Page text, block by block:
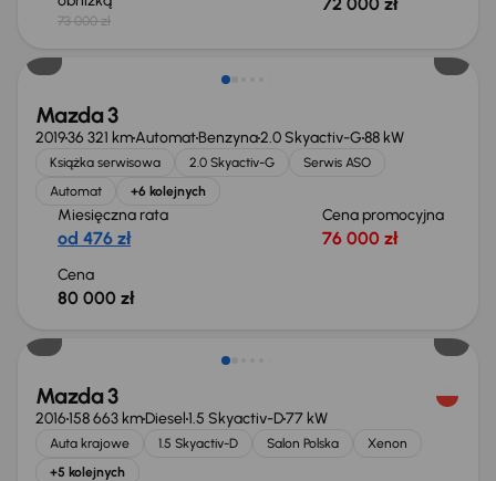
73 000 zł
Mazda 3
201936 321 kmAutomatBenzyna2.0 Skyactiv-G88 kW
Książka serwisowa 2.0 Skyactiv-G
Serwis ASO
Automat
+6 kolejnych
Miesięczna rata
od 476 zł
Cena promocyjna
76 000 zł
Cena
80 000 zł
Mazda 3
2016158 663 kmDiesel1.5 Skyactiv-D77 kW
Auta krajowe 1.5 Skyactiv-D Salon Polska
Xenon
+5 kolejnych